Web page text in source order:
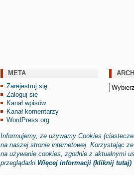
META
Zarejestruj się
Zaloguj się
Kanał wpisów
Kanał komentarzy
WordPress.org
Archiwa
Informujemy, że używamy Cookies
na naszej stronie internetowej. Korzystając
na używanie cookies, zgodnie z aktualnymi
przeglądarki. Więcej informacji (kliknij tutaj)